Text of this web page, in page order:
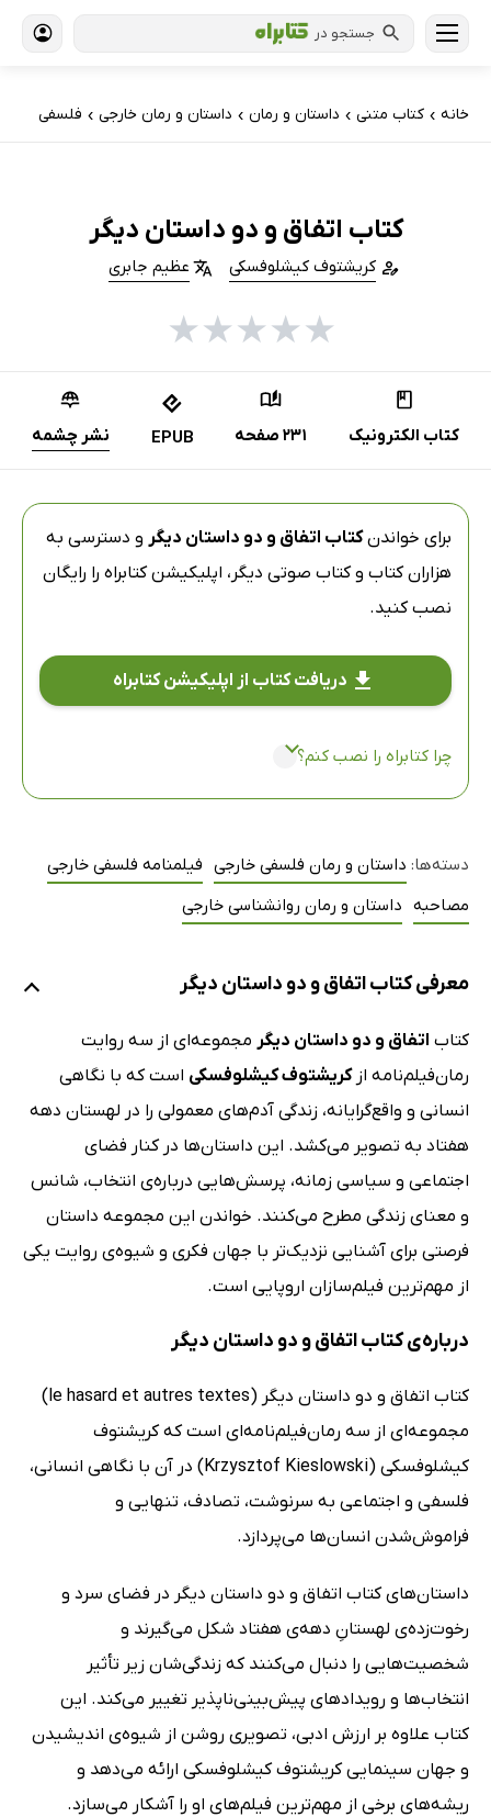
جستجو در
خانه › کتاب‌ متنی › داستان و رمان › داستان و رمان خارجی › فلسفی
کتاب اتفاق و دو داستان دیگر
کریشتوف کیشلوفسکی عظیم جابری
★
★
★
★
★
کتاب الکترونیک 231 صفحه EPUB نشر چشمه
برای خواندنکتاب اتفاق و دو داستان دیگر و دسترسی به
هزاران کتاب و کتاب صوتی دیگر، اپلیکیشن کتابراه را رایگان
نصب کنید.
دریافت کتاب از اپلیکیشن کتابراه
چرا کتابراه را نصب کنم؟
دسته‌ها: داستان و رمان فلسفی خارجی فیلمنامه فلسفی خارجی
مصاحبه داستان و رمان روانشناسی خارجی
معرفی کتاب اتفاق و دو داستان دیگر
کتاب اتفاق و دو داستان دیگر مجموعه‌ای از سه روایت
رمان‌فیلم‌نامه ازکریشتوف کیشلوفسکی است که با نگاهی
انسانی و واقع‌گرایانه، زندگی آدم‌های معمولی را در لهستان دهه
هفتاد به تصویر می‌کشد. این داستان‌ها در کنار فضای
اجتماعی و سیاسی زمانه، پرسش‌هایی درباره‌ی انتخاب، شانس
و معنای زندگی مطرح می‌کنند. خواندن این مجموعه داستان
فرصتی برای آشنایی نزدیک‌تر با جهان فکری و شیوه‌ی روایت یکی
از مهم‌ترین فیلم‌سازان اروپایی است.
درباره‌ی کتاب اتفاق و دو داستان دیگر
کتاب اتفاق و دو داستان دیگر (le hasard et autres textes)
مجموعه‌ای از سه رمان‌فیلم‌نامه‌ای است که کریشتوف
کیشلوفسکی (Krzysztof Kieslowski) در آن با نگاهی انسانی،
فلسفی و اجتماعی به سرنوشت، تصادف، تنهایی و
فراموش‌شدن انسان‌ها می‌پردازد.
داستان‌های کتاب اتفاق و دو داستان دیگر در فضای سرد و
رخوت‌زده‌ی لهستانِ دهه‌‌ی هفتاد شکل می‌گیرند و
شخصیت‌هایی را دنبال می‌کنند که زندگی‌شان زیر تأثیر
انتخاب‌ها و رویدادهای پیش‌بینی‌ناپذیر تغییر می‌کند. این
کتاب علاوه بر ارزش ادبی، تصویری روشن از شیوه‌ی اندیشیدن
و جهان سینمایی کریشتوف کیشلوفسکی ارائه می‌دهد و
ریشه‌های برخی از مهم‌ترین فیلم‌های او را آشکار می‌سازد.